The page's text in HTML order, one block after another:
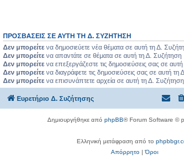
ΠΡΟΣΒΆΣΕΙΣ ΣΕ ΑΥΤΉ ΤΗ Δ. ΣΥΖΉΤΗΣΗ
Δεν μπορείτε να δημοσιεύετε νέα θέματα σε αυτή τη Δ.
Δεν μπορείτε να απαντάτε σε θέματα σε αυτή τη Δ. Συζήτηση
Δεν μπορείτε να επεξεργάζεστε τις δημοσιεύσεις σας σε
Δεν μπορείτε να διαγράφετε τις δημοσιεύσεις σας σε αυτή τη
Δεν μπορείτε να επισυνάπτετε αρχεία σε αυτή τη Δ. Συζήτηση
Ευρετήριο Δ. Συζήτησης
Δημιουργήθηκε από phpBB® Forum Software ©
Ελληνική μετάφραση από το
Απόρρητο|Όροι